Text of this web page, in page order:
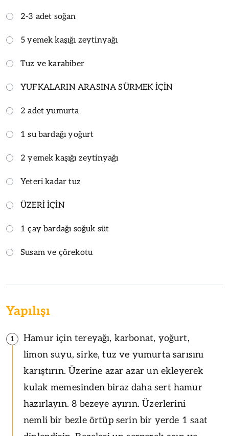
2-3 adet soğan
5 yemek kaşığı zeytinyağı
Tuz ve karabiber
YUFKALARIN ARASINA SÜRMEK İÇİN
2 adet yumurta
1 su bardağı yoğurt
2 yemek kaşığı zeytinyağı
Yeteri kadar tuz
ÜZERİ İÇİN
1 çay bardağı soğuk süt
Susam ve çörekotu
Yapılışı
1
Hamur için tereyağı, karbonat, yoğurt,
limon suyu, sirke, tuz ve yumurta sarısını
karıştırın. Üzerine azar azar un ekleyerek
kulak memesinden biraz daha sert hamur
hazırlayın. 8 bezeye ayırın. Üzerlerini
nemli bir bezle örtüp serin bir yerde 1 saat